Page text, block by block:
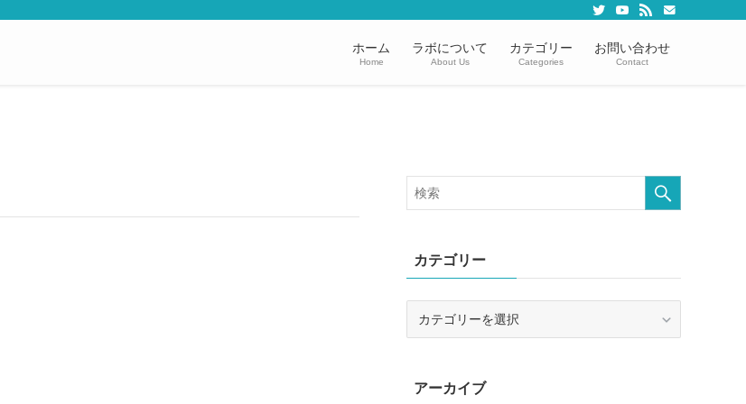
ホーム
Home
ラボについて
About Us
カテゴリー
Categories
お問い合わせ
Contact
カテゴリー
ーアーカイブ